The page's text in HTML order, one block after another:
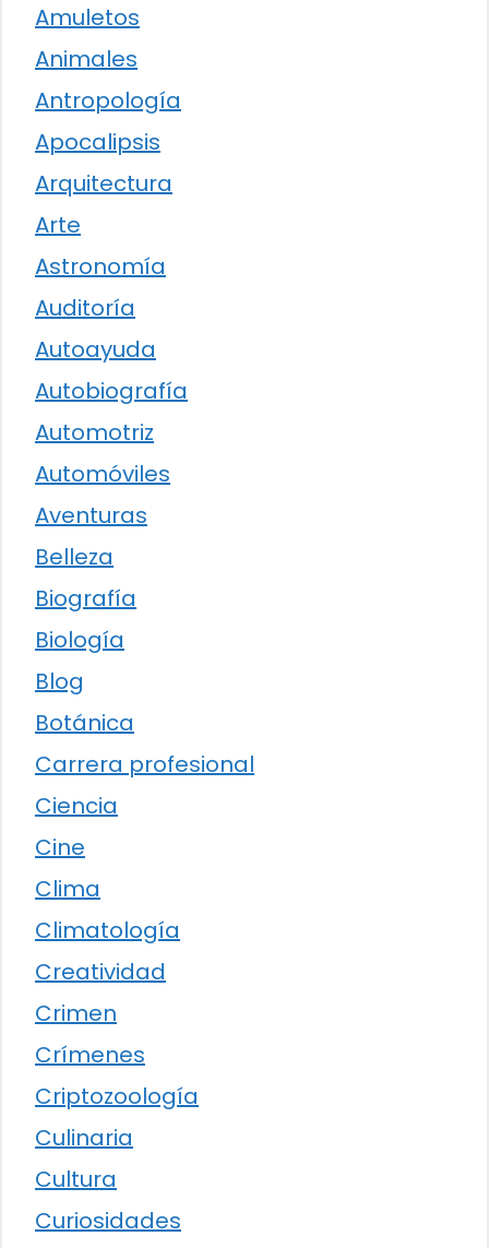
Amuletos
Animales
Antropología
Apocalipsis
Arquitectura
Arte
Astronomía
Auditoría
Autoayuda
Autobiografía
Automotriz
Automóviles
Aventuras
Belleza
Biografía
Biología
Blog
Botánica
Carrera profesional
Ciencia
Cine
Clima
Climatología
Creatividad
Crimen
Crímenes
Criptozoología
Culinaria
Cultura
Curiosidades